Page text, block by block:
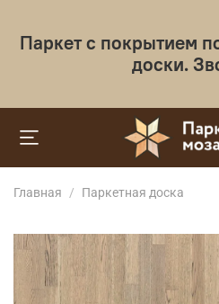
Паркет с покрытием
доски.
Главная Паркетная доска